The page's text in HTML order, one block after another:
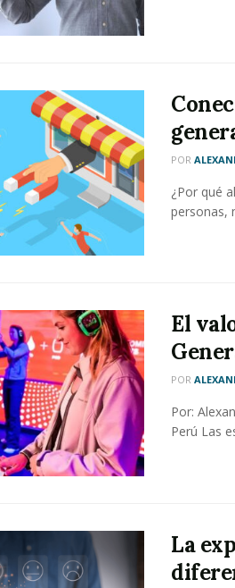
POR
¿Por qué
personas,
El
POR
Por:
Perú Las
La